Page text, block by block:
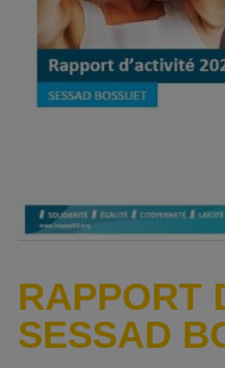
RAPPORT
SESSAD